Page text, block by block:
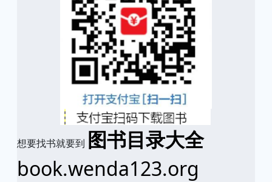
想要找书就要到 图书目录大全
book.wenda123.org